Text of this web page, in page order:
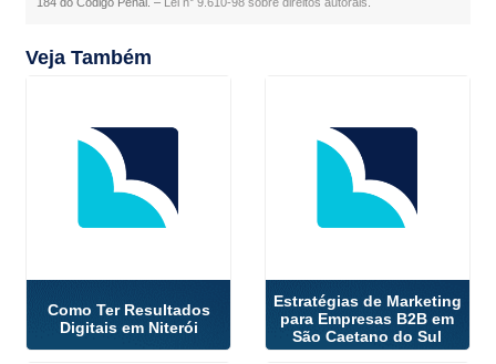
Veja Também
Como Ter Resultados
Digitais em Niterói
Estratégias de Marketing
para Empresas B2B em
São Caetano do Sul